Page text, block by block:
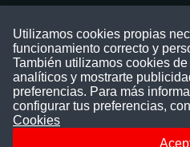
Puede comunicarse con
nuestras redes sociales o del
Siguenos en:
Utilizamos cookies propias
funcionamiento correcto y
También utilizamos cookies
analíticos y mostrarte
preferencias. Para más
configurar tus preferencias,
Cookies